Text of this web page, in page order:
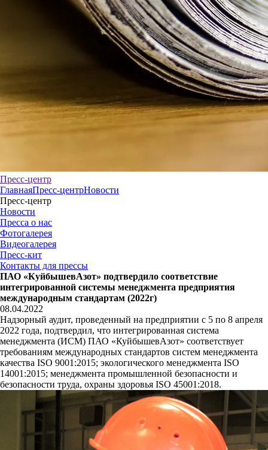
Пресс-центр
ГлавнаяПресс-центрНовости
Пресс-центр
Новости
Пресса о нас
Фотогалерея
Видеогалерея
Пресс-кит
Контакты для прессы
ПАО «КуйбышевАзот» подтвердило соответствие
интегрированной системы менеджмента предприятия
международным стандартам (2022г)
08.04.2022
Надзорный аудит, проведенный на предприятии с 5 по 8 апреля
2022 года, подтвердил, что интегрированная система
менеджмента (ИСМ) ПАО «КуйбышевАзот» соответствует
требованиям международных стандартов систем менеджмента
качества ISO 9001:2015; экологического менеджмента ISO
14001:2015; менеджмента промышленной безопасности и
безопасности труда, охраны здоровья ISO 45001:2018.